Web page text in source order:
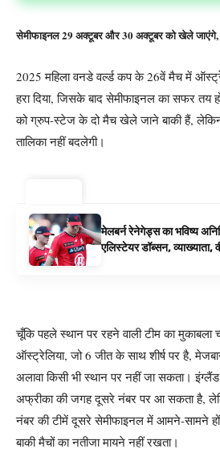
सेमीफाइनल 29 अक्टूबर और 30 अक्टूबर को खेले जाएंगे,
2025 महिला वनडे वर्ल्ड कप के 26वें मैच में
हरा दिया, जिसके बाद सेमीफाइनल का सफर तय
को ग्रुप-स्टेज के दो मैच खेले जाने बाकी हैं,
तालिका नहीं बदलेगी।
मेलबर्न रेनेगेड्स का भविष्य
एलिस्टेयर डॉब्सन, व्याख्याता,
चूँकि पहले स्थान पर रहने वाली टीम का मुकाबला
ऑस्ट्रेलिया, जो 6 जीत के साथ शीर्ष पर है,
अलावा किसी भी स्थान पर नहीं जा सकता।
अफ्रीका की जगह दूसरे नंबर पर आ सकता है,
नंबर की टीमें दूसरे सेमीफाइनल में आमने-सामने
बाकी मैचों का नतीजा मायने नहीं रखता।